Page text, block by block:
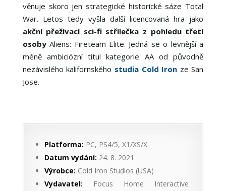
věnuje skoro jen strategické historické sáze Total
War. Letos tedy vyšla další licencovaná hra jako
akční přežívací sci-fi střílečka z pohledu třetí
osobyAliens: Fireteam Elite. Jedná se o levnější a
méně ambiciózní titul kategorie AA od původně
nezávislého kalifornského studia Cold Iron ze San
Jose.
Platforma: PC, PS4/5, X1/XS/X
Datum vydání: 24. 8. 2021
Výrobce: Cold Iron Studios (USA)
Vydavatel: Focus Home Interactive